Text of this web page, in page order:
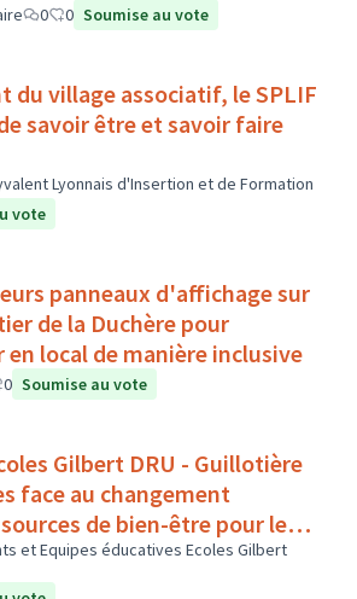
0 0 Soumise au vote
du village associatif, le SPLIF
savoir être et savoir faire
Lyonnais d'Insertion et de Formation
vote
panneaux d'affichage sur
de la Duchère pour
local de manière inclusive
0 Soumise au vote
Gilbert DRU - Guillotière
face au changement
de bien-être pour les
7et Equipes éducatives Ecoles Gilbert